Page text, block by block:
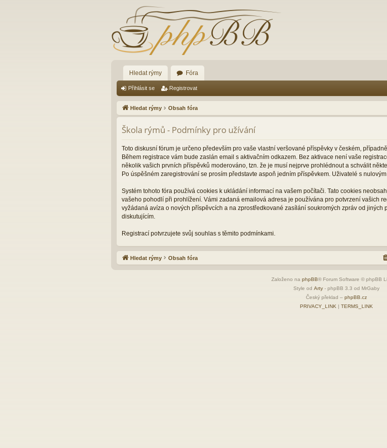
Hledat rýmy Fóra
Přihlásit se Registrovat
Hledat rýmy Obsah fóra
Škola rýmů - Podmínky pro užívání
Toto diskusní fórum je určeno především pro vaše vlastní veršované příspěvky v českém,
Během registrace vám bude zaslán email s aktivačním odkazem. Bez aktivace není vaše
několik vašich prvních příspěvků moderováno, tzn. že je musí nejprve prohlédnout a schválit
Po úspěšném zaregistrování se prosím představte aspoň jedním příspěvkem. Uživatelé s
Systém tohoto fóra používá cookies k ukládání informací na vašem počítači. Tato cookies
vašeho pohodlí při prohlížení. Vámi zadaná emailová adresa je používána pro potvrzení vašich
vyžádaná avíza o nových příspěvcích a na zprostředkované zasílání soukromých zpráv od
diskutujícím.
Registrací potvrzujete svůj souhlas s těmito podmínkami.
Hledat rýmy Obsah fóra
Založeno na phpBB® Forum Software © phpBB
Style od Arty - phpBB 3.3 od MrGaby
Český překlad – phpBB.cz
PRIVACY_LINK | TERMS_LINK